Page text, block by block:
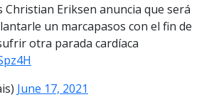
Christian Eriksen anuncia que será
un marcapasos con el fin de
otra parada cardíaca
June 17, 2021